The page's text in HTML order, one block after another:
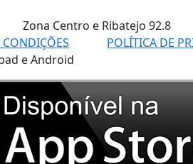
Zona Centro e Ribatejo 92.8
POLÍTICA DE
e Android